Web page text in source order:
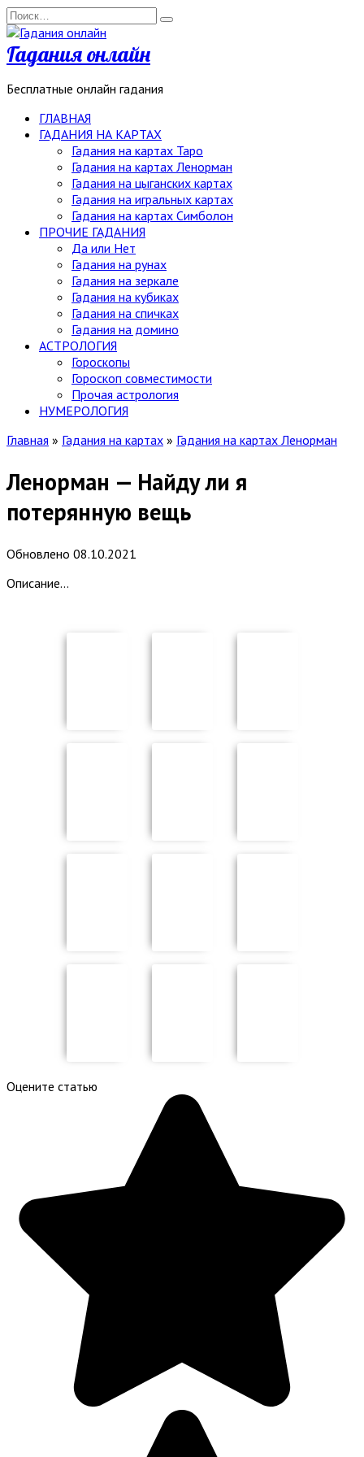
Перейти
к
содержанию
Search
for:
Гадания онлайн
Бесплатные онлайн гадания
ГЛАВНАЯ
ГАДАНИЯ НА КАРТАХ
Гадания на картах Таро
Гадания на картах Ленорман
Гадания на цыганских картах
Гадания на игральных картах
Гадания на картах Симболон
ПРОЧИЕ ГАДАНИЯ
Да или Нет
Гадания на рунах
Гадания на зеркале
Гадания на кубиках
Гадания на спичках
Гадания на домино
АСТРОЛОГИЯ
Гороскопы
Гороскоп cовместимости
Прочая астрология
НУМЕРОЛОГИЯ
Главная » Гадания на картах » Гадания на картах Ленорман
Ленорман — Найду ли я
потерянную вещь
Обновлено 08.10.2021
Описание…
Оцените статью